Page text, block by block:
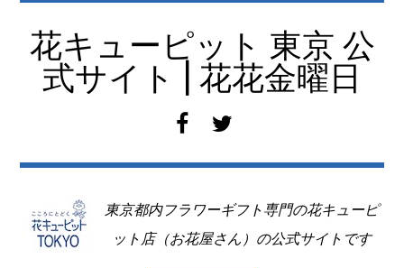
花キューピット 東京 公
式サイト | 花花金曜日
f
c
b
o
i
t
e
東京都内フラワーギフト専門の花キューピ
ット店（お花屋さん）の公式サイトです